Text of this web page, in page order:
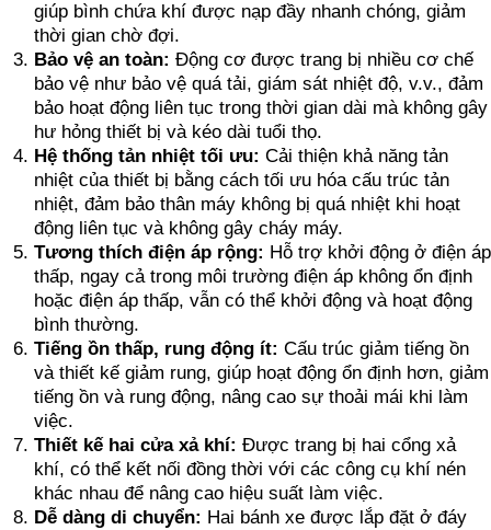
giúp bình chứa khí được nạp đầy nhanh chóng, giảm
thời gian chờ đợi.
Bảo vệ an toàn: Động cơ được trang bị nhiều cơ chế
bảo vệ như bảo vệ quá tải, giám sát nhiệt độ, v.v., đảm
bảo hoạt động liên tục trong thời gian dài mà không gây
hư hỏng thiết bị và kéo dài tuổi thọ.
Hệ thống tản nhiệt tối ưu: Cải thiện khả năng tản
nhiệt của thiết bị bằng cách tối ưu hóa cấu trúc tản
nhiệt, đảm bảo thân máy không bị quá nhiệt khi hoạt
động liên tục và không gây cháy máy.
Tương thích điện áp rộng: Hỗ trợ khởi động ở điện áp
thấp, ngay cả trong môi trường điện áp không ổn định
hoặc điện áp thấp, vẫn có thể khởi động và hoạt động
bình thường.
Tiếng ồn thấp, rung động ít: Cấu trúc giảm tiếng ồn
và thiết kế giảm rung, giúp hoạt động ổn định hơn, giảm
tiếng ồn và rung động, nâng cao sự thoải mái khi làm
việc.
Thiết kế hai cửa xả khí: Được trang bị hai cổng xả
khí, có thể kết nối đồng thời với các công cụ khí nén
khác nhau để nâng cao hiệu suất làm việc.
Dễ dàng di chuyển: Hai bánh xe được lắp đặt ở đáy